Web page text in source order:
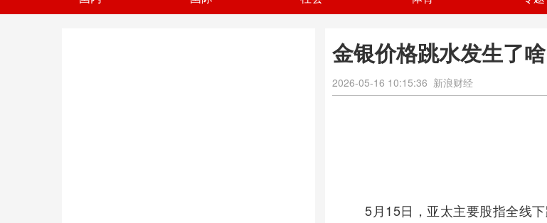
金银价格跳水发生了
2026-05-16 10:15:36 新浪财经
5月15日，亚太主要股指全线